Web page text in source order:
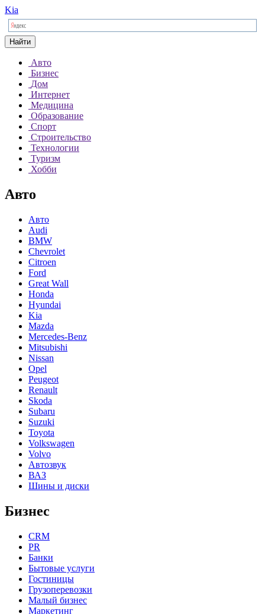
Kia
Найти
Авто
Бизнес
Дом
Интернет
Медицина
Образование
Спорт
Строительство
Технологии
Туризм
Хобби
Авто
Авто
Audi
BMW
Chevrolet
Citroen
Ford
Great Wall
Honda
Hyundai
Kia
Mazda
Mercedes-Benz
Mitsubishi
Nissan
Opel
Peugeot
Renault
Skoda
Subaru
Suzuki
Toyota
Volkswagen
Volvo
Автозвук
ВАЗ
Шины и диски
Бизнес
CRM
PR
Банки
Бытовые услуги
Гостиницы
Грузоперевозки
Малый бизнес
Маркетинг